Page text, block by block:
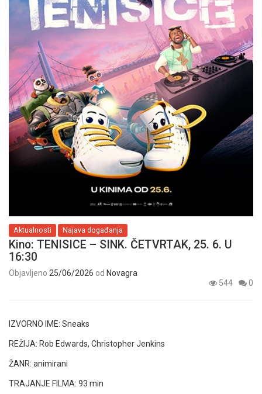
Aktualnosti Najava događanja
Kino: TENISICE – SINK. ČETVRTAK, 25. 6. U
16:30
Objavljeno 25/06/2026 od Novagra
544
0
IZVORNO IME: Sneaks
REŽIJA: Rob Edwards, Christopher Jenkins
ŽANR: animirani
TRAJANJE FILMA: 93 min